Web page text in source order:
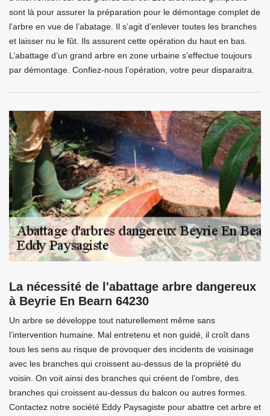
sont là pour assurer la préparation pour le démontage complet de
l’arbre en vue de l’abatage. Il s’agit d’enlever toutes les branches
et laisser nu le fût. Ils assurent cette opération du haut en bas.
L’abattage d’un grand arbre en zone urbaine s’effectue toujours
par démontage. Confiez-nous l’opération, votre peur disparaitra.
La nécessité de l'abattage arbre dangereux
à Beyrie En Bearn 64230
Un arbre se développe tout naturellement même sans
l’intervention humaine. Mal entretenu et non guidé, il croît dans
tous les sens au risque de provoquer des incidents de voisinage
avec les branches qui croissent au-dessus de la propriété du
voisin. On voit ainsi des branches qui créent de l’ombre, des
branches qui croissent au-dessus du balcon ou autres formes.
Contactez notre société Eddy Paysagiste pour abattre cet arbre et